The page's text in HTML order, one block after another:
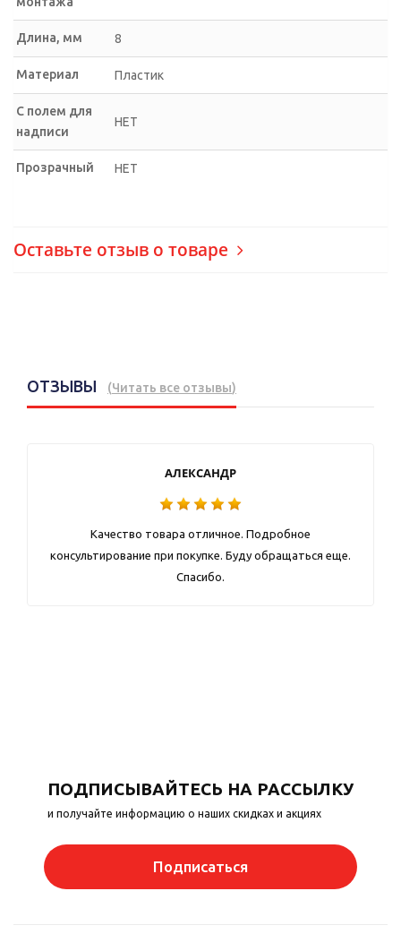
Длина, мм 8
Материал Пластик
С полем для
надписи
НЕТ
Прозрачный НЕТ
Оставьте отзыв о товаре
ОТЗЫВЫ (Читать все отзывы)
АЛЕКСАНДР
Качество товара отличное. Подробное
консультирование при покупке. Буду обращаться еще.
Спасибо.
ПОДПИСЫВАЙТЕСЬ НА РАССЫЛКУ
и получайте информацию о наших скидках и акциях
Подписаться